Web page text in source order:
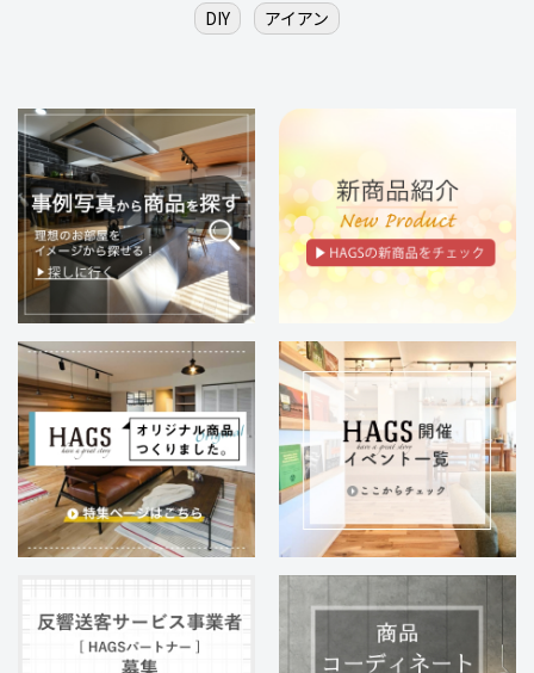
DIY
アイアン